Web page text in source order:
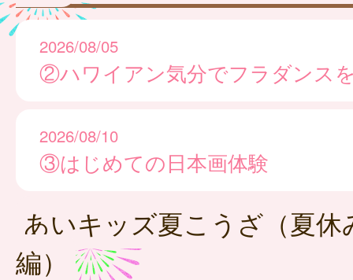
2026/08/05
②ハワイアン気分でフラダンス
2026/08/10
③はじめての日本画体験
あいキッズ夏こうざ（夏
編）